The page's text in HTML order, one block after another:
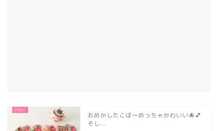
おめかしたこぼ～めっちゃかわいい🐙💕
そし...